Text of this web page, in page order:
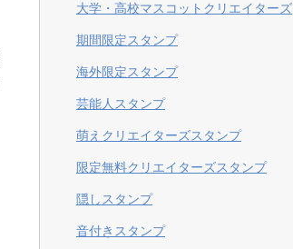
大学・高校マスコットクリエイターズ
期間限定スタンプ
海外限定スタンプ
芸能人スタンプ
萌えクリエイターズスタンプ
限定無料クリエイターズスタンプ
隠しスタンプ
音付きスタンプ